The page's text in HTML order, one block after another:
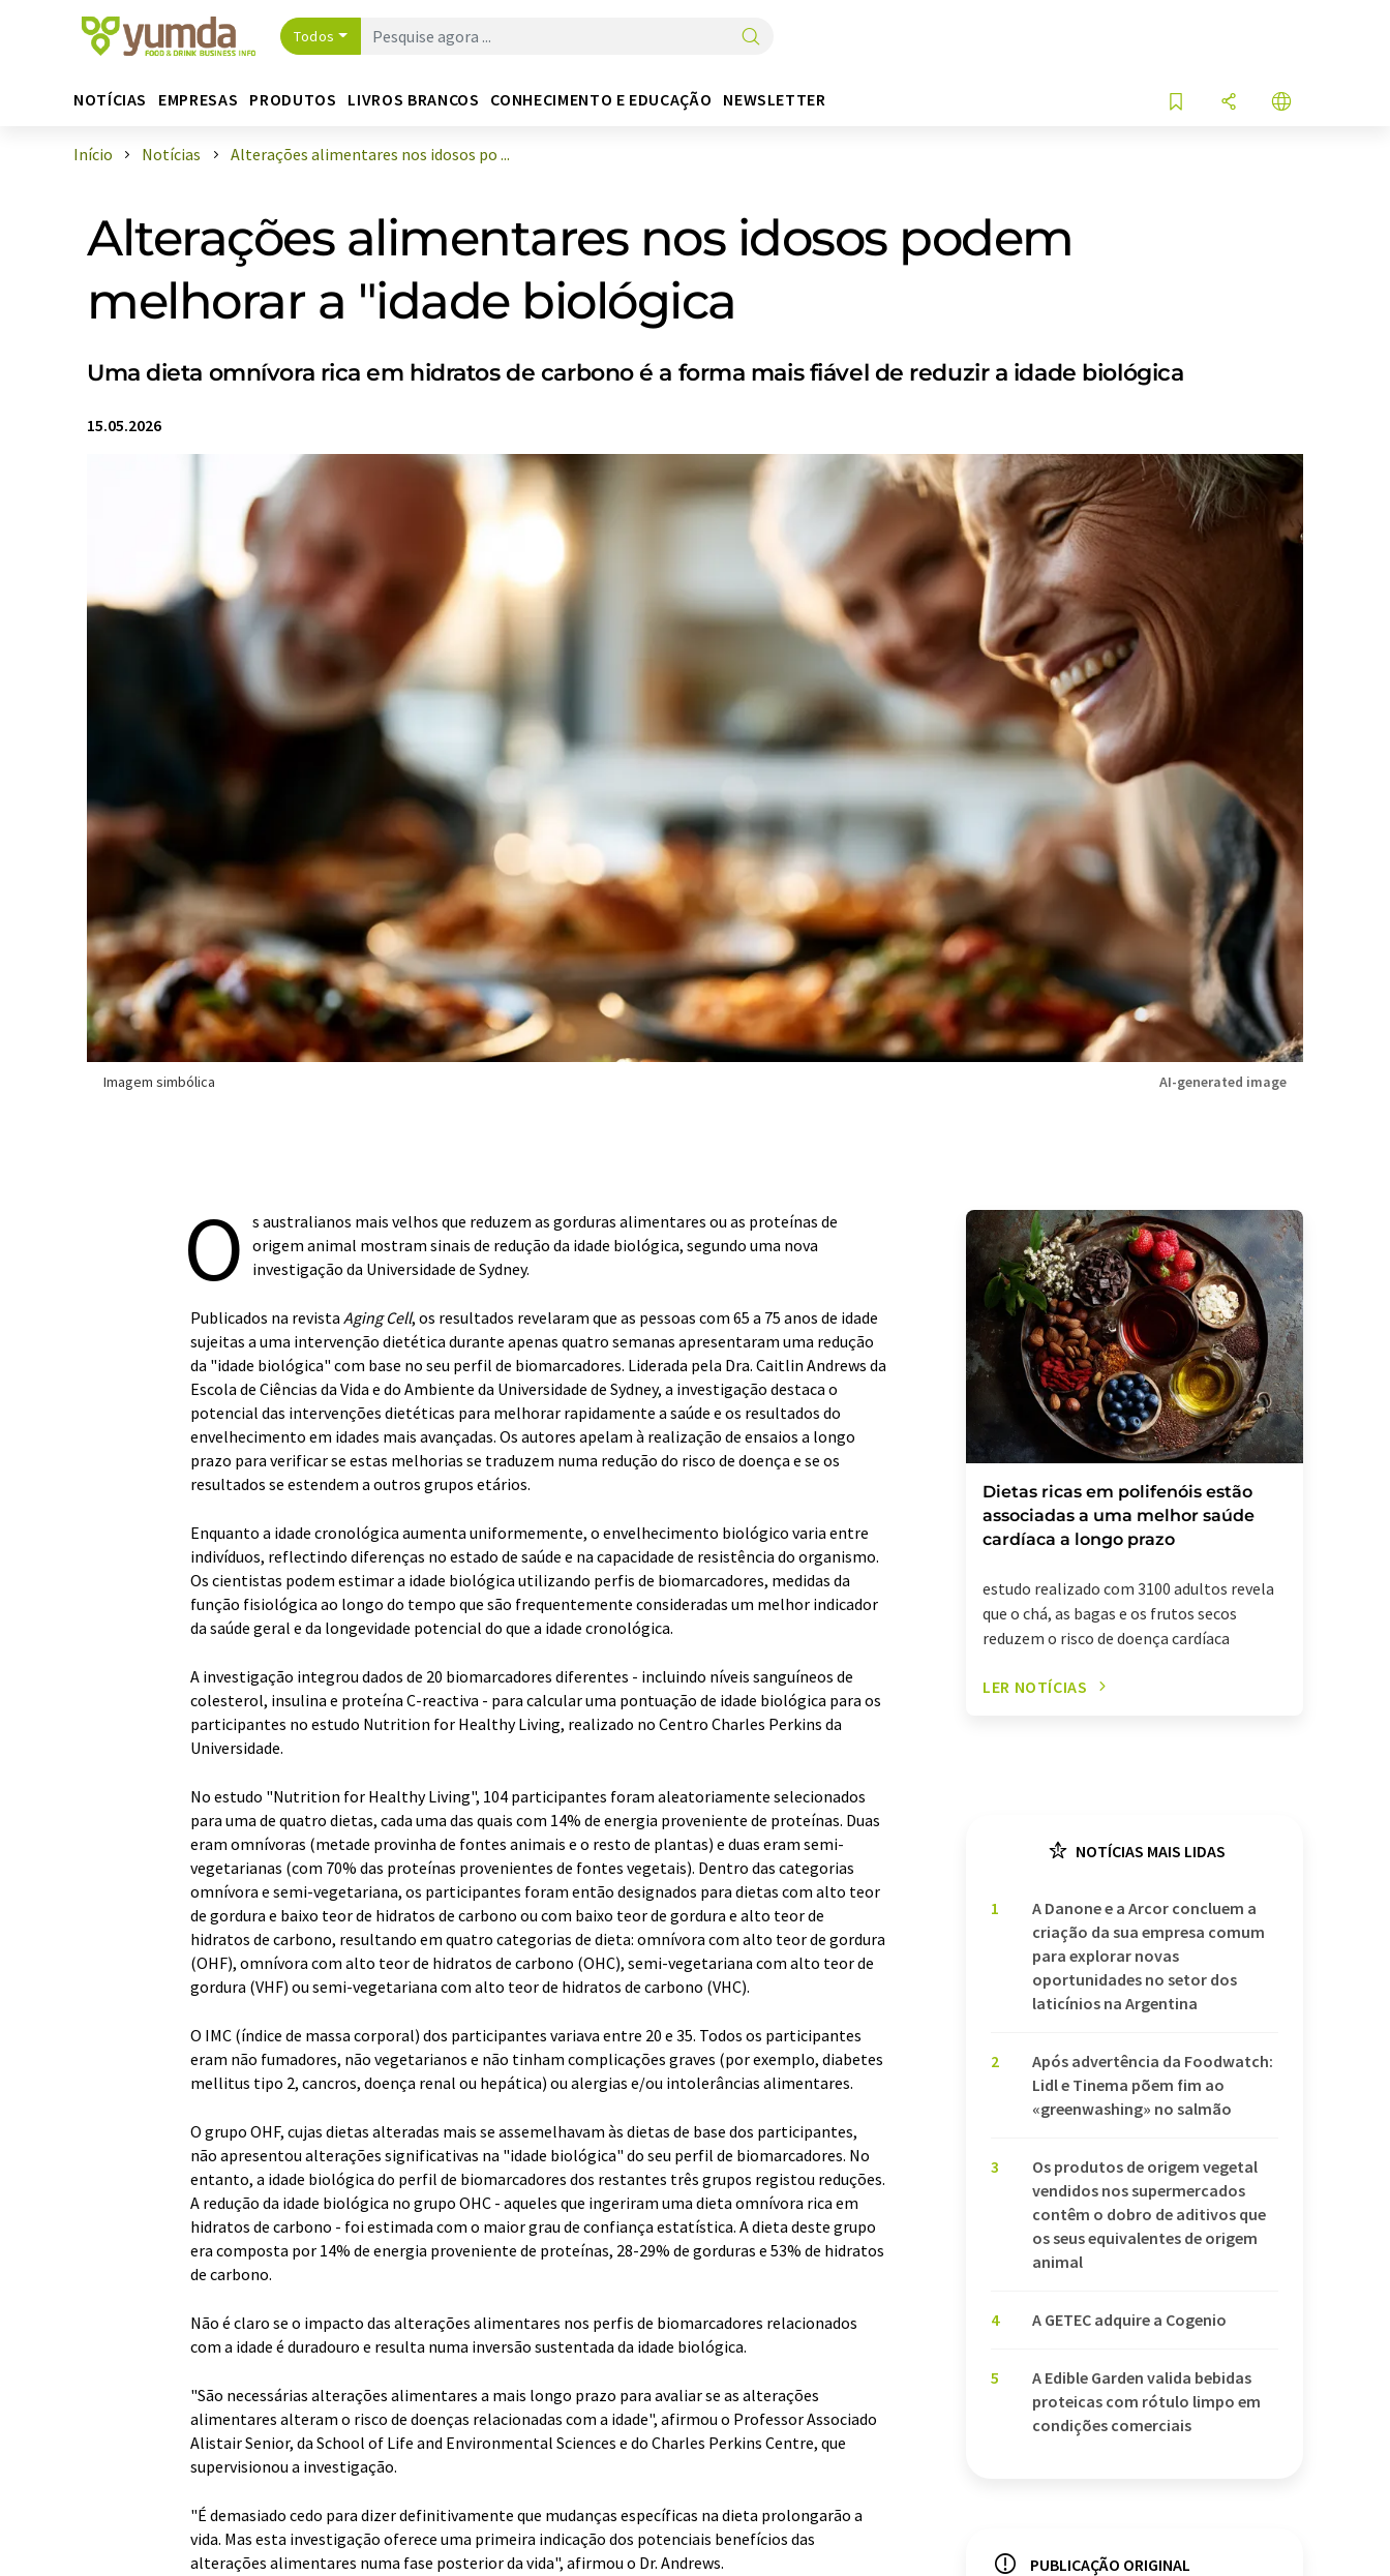
Todos
NOTÍCIAS EMPRESAS PRODUTOS LIVROS BRANCOS CONHECIMENTO E EDUCAÇÃO NEWSLETTER
Início Notícias Alterações alimentares nos idosos po ...
Alterações alimentares nos idosos podem
melhorar a "idade biológica
Uma dieta omnívora rica em hidratos de carbono é a forma mais fiável de reduzir a idade biológica
15.05.2026
Imagem simbólica AI-generated image
O s australianos mais velhos que reduzem as gorduras alimentares ou as proteínas de
origem animal mostram sinais de redução da idade biológica, segundo uma nova
investigação da Universidade de Sydney.
Publicados na revista Aging Cell, os resultados revelaram que as pessoas com 65 a 75 anos de idade
sujeitas a uma intervenção dietética durante apenas quatro semanas apresentaram uma redução
da "idade biológica" com base no seu perfil de biomarcadores. Liderada pela Dra. Caitlin Andrews da
Escola de Ciências da Vida e do Ambiente da Universidade de Sydney, a investigação destaca o
potencial das intervenções dietéticas para melhorar rapidamente a saúde e os resultados do
envelhecimento em idades mais avançadas. Os autores apelam à realização de ensaios a longo
prazo para verificar se estas melhorias se traduzem numa redução do risco de doença e se os
resultados se estendem a outros grupos etários.
Enquanto a idade cronológica aumenta uniformemente, o envelhecimento biológico varia entre
indivíduos, reflectindo diferenças no estado de saúde e na capacidade de resistência do organismo.
Os cientistas podem estimar a idade biológica utilizando perfis de biomarcadores, medidas da
função fisiológica ao longo do tempo que são frequentemente consideradas um melhor indicador
da saúde geral e da longevidade potencial do que a idade cronológica.
A investigação integrou dados de 20 biomarcadores diferentes - incluindo níveis sanguíneos de
colesterol, insulina e proteína C-reactiva - para calcular uma pontuação de idade biológica para os
participantes no estudo Nutrition for Healthy Living, realizado no Centro Charles Perkins da
Universidade.
No estudo "Nutrition for Healthy Living", 104 participantes foram aleatoriamente selecionados
para uma de quatro dietas, cada uma das quais com 14% de energia proveniente de proteínas. Duas
eram omnívoras (metade provinha de fontes animais e o resto de plantas) e duas eram semi-
vegetarianas (com 70% das proteínas provenientes de fontes vegetais). Dentro das categorias
omnívora e semi-vegetariana, os participantes foram então designados para dietas com alto teor
de gordura e baixo teor de hidratos de carbono ou com baixo teor de gordura e alto teor de
hidratos de carbono, resultando em quatro categorias de dieta: omnívora com alto teor de gordura
(OHF), omnívora com alto teor de hidratos de carbono (OHC), semi-vegetariana com alto teor de
gordura (VHF) ou semi-vegetariana com alto teor de hidratos de carbono (VHC).
O IMC (índice de massa corporal) dos participantes variava entre 20 e 35. Todos os participantes
eram não fumadores, não vegetarianos e não tinham complicações graves (por exemplo, diabetes
mellitus tipo 2, cancros, doença renal ou hepática) ou alergias e/ou intolerâncias alimentares.
O grupo OHF, cujas dietas alteradas mais se assemelhavam às dietas de base dos participantes,
não apresentou alterações significativas na "idade biológica" do seu perfil de biomarcadores. No
entanto, a idade biológica do perfil de biomarcadores dos restantes três grupos registou reduções.
A redução da idade biológica no grupo OHC - aqueles que ingeriram uma dieta omnívora rica em
hidratos de carbono - foi estimada com o maior grau de confiança estatística. A dieta deste grupo
era composta por 14% de energia proveniente de proteínas, 28-29% de gorduras e 53% de hidratos
de carbono.
Não é claro se o impacto das alterações alimentares nos perfis de biomarcadores relacionados
com a idade é duradouro e resulta numa inversão sustentada da idade biológica.
"São necessárias alterações alimentares a mais longo prazo para avaliar se as alterações
alimentares alteram o risco de doenças relacionadas com a idade", afirmou o Professor Associado
Alistair Senior, da School of Life and Environmental Sciences e do Charles Perkins Centre, que
supervisionou a investigação.
"É demasiado cedo para dizer definitivamente que mudanças específicas na dieta prolongarão a
vida. Mas esta investigação oferece uma primeira indicação dos potenciais benefícios das
alterações alimentares numa fase posterior da vida", afirmou o Dr. Andrews.
Dietas ricas em polifenóis estão
associadas a uma melhor saúde
cardíaca a longo prazo
estudo realizado com 3100 adultos revela
que o chá, as bagas e os frutos secos
reduzem o risco de doença cardíaca
LER NOTÍCIAS
NOTÍCIAS MAIS LIDAS
1
A Danone e a Arcor concluem a
criação da sua empresa comum
para explorar novas
oportunidades no setor dos
laticínios na Argentina
2
Após advertência da Foodwatch:
Lidl e Tinema põem fim ao
«greenwashing» no salmão
3
Os produtos de origem vegetal
vendidos nos supermercados
contêm o dobro de aditivos que
os seus equivalentes de origem
animal
4 A GETEC adquire a Cogenio
5
A Edible Garden valida bebidas
proteicas com rótulo limpo em
condições comerciais
PUBLICAÇÃO ORIGINAL